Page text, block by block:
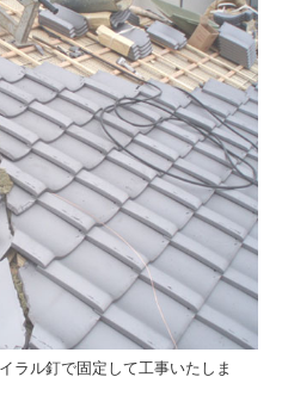
ラル釘で固定して工事いたしま